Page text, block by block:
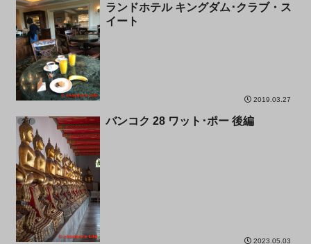
ランドホテル キングダム･クラブ・ス
イート
2019.03.27
タイ バンコク 28 ワット･ポー 後編
2023.05.03